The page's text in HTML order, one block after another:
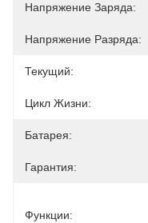
Напряжение Заряда:
Напряжение Разряда:
Текущий:
Цикл Жизни:
Батарея:
Гарантия:
Функции: